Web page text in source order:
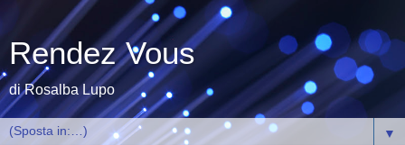
Rendez Vous
di Rosalba Lupo
▼